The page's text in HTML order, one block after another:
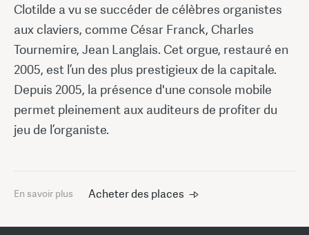
Clotilde a vu se succéder de célèbres organistes
aux claviers, comme César Franck, Charles
Tournemire, Jean Langlais. Cet orgue, restauré en
2005, est l’un des plus prestigieux de la capitale.
Depuis 2005, la présence d'une console mobile
permet pleinement aux auditeurs de profiter du
jeu de l’organiste.
En savoir plus Acheter des places